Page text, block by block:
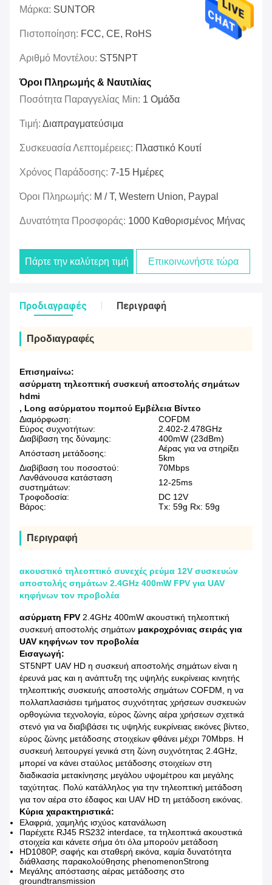
Μάρκα: SUNTOR
Πιστοποίηση: FCC, CE, RoHS
Αριθμό Μοντέλου: ST5NPT
Όροι Πληρωμής & Ναυτιλίας
Ποσότητα Παραγγελίας Min: 1 Ομάδα
Τιμή: Διαπραγματεύσιμα
Συσκευασία Λεπτομέρειες: Πλαστικό Κουτί
Χρόνος Παράδοσης: 7-15 Ημέρες
Όροι Πληρωμής: Μ / Τ, Western Union, Paypal
Δυνατότητα Προσφοράς: 1000 Καθορισμένος Μήνας
Πάρτε την καλύτερη τιμή Επικοινωνήστε τώρα
Προδιαγραφές Περιγραφή
Προδιαγραφές
Επισημαίνω:
ασύρματη τηλεοπτική συσκευή αποστολής σημάτων
hdmi
, Long ασύρματου πομπού Εμβέλεια Βίντεο
Διαμόρφωση:
COFDM
Εύρος συχνοτήτων:
2.402-2.478GHz
Διαβίβαση της δύναμης:
400mW (23dBm)
Απόσταση μετάδοσης:
Αέρας για να στηρίξει
5km
Διαβίβαση του ποσοστού:
70Mbps
Λανθάνουσα κατάσταση
συστημάτων:
12-25ms
Τροφοδοσία:
DC 12V
Βάρος:
Tx: 59g Rx: 59g
Περιγραφή
ακουστικό τηλεοπτικό συνεχές ρεύμα 12V συσκευών
αποστολής σημάτων 2.4GHz 400mW FPV για UAV
κηφήνων τον προβολέα
ασύρματη FPV 2.4GHz 400mW ακουστική τηλεοπτική
συσκευή αποστολής σημάτων μακροχρόνιας σειράς για
UAV κηφήνων τον προβολέα
Εισαγωγή:
ST5NPT UAV HD η συσκευή αποστολής σημάτων είναι η
έρευνά μας και η ανάπτυξη της υψηλής ευκρίνειας κινητής
τηλεοπτικής συσκευής αποστολής σημάτων COFDM, η να
πολλαπλασιάσει τμήματος συχνότητας χρήσεων συσκευών
ορθογώνια τεχνολογία, εύρος ζώνης αέρα χρήσεων σχετικά
στενό για να διαβιβάσει τις υψηλής ευκρίνειας εικόνες βίντεο,
εύρος ζώνης μετάδοσης στοιχείων φθάνει μέχρι 70Mbps. Η
συσκευή λειτουργεί γενικά στη ζώνη συχνότητας 2.4GHz,
μπορεί να κάνει σταύλος μετάδοσης στοιχείων στη
διαδικασία μετακίνησης μεγάλου υψομέτρου και μεγάλης
ταχύτητας. Πολύ κατάλληλος για την τηλεοπτική μετάδοση
για τον αέρα στο έδαφος και UAV HD τη μετάδοση εικόνας.
Κύρια χαρακτηριστικά:
Ελαφριά, χαμηλής ισχύος κατανάλωση
Παρέχετε RJ45 RS232 interdace, τα τηλεοπτικά ακουστικά
στοιχεία και κάνετε σήμα ότι όλα μπορούν μετάδοση
HD1080P, σαφής και σταθερή εικόνα, καμία δυνατότητα
διάθλασης παρακολούθησης phenomenonStrong
Μεγάλης απόστασης αέρας μετάδοσης στο
groundtransmission